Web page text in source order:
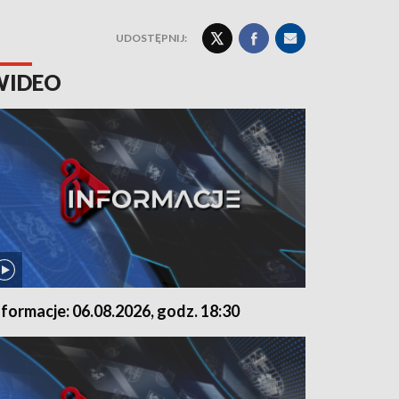
UDOSTĘPNIJ:
06.08.2026, godz. 18:30